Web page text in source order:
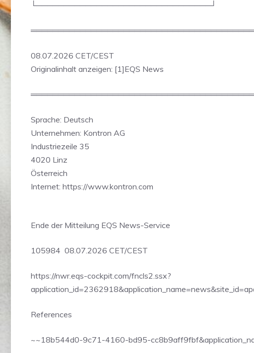
└────────────────────────────────┘
08.07.2026 CET/CEST
Originalinhalt anzeigen: [1]EQS News
Sprache: Deutsch
Unternehmen: Kontron AG
Industriezeile 35
4020 Linz
Österreich
Internet: https://www.kontron.com
Ende der Mitteilung EQS News-Service
105984 08.07.2026 CET/CEST
https://nwr.eqs-cockpit.com/fncls2.ssx?
References
~~18b544d0-9c71-4160-bd95-